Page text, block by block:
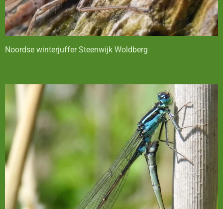
Noordse winterjuffer Steenwijk Woldberg